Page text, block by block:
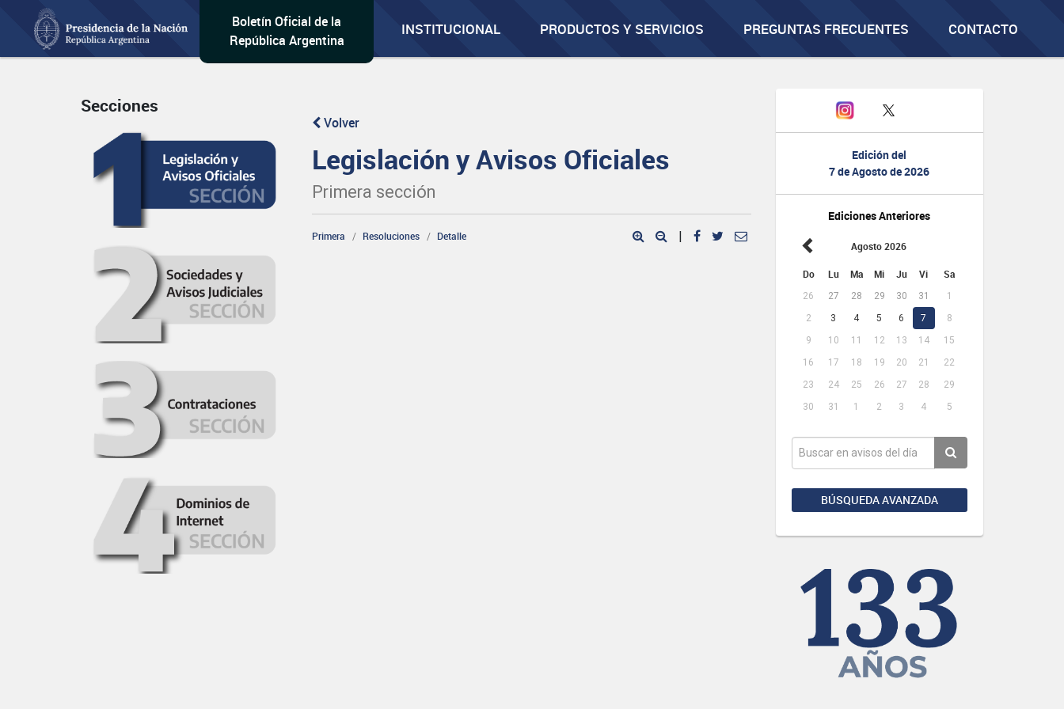
Boletín Oficial de la
República Argentina
INSTITUCIONAL PRODUCTOS Y SERVICIOS PREGUNTAS FRECUENTES CONTACTO
Edición del
7 de Agosto de 2026
Ediciones Anteriores
Agosto 2026
Do Lu Ma Mi Ju Vi Sa
26 27 28 29 30 31
1
2
3 4 5 6 7
8
9
10 11 12 13 14
15
16
17 18 19 20 21
22
23
24 25 26 27 28
29
30
31 1 2 3 4 5
BÚSQUEDA AVANZADA
Secciones
Volver
Legislación y Avisos Oficiales
Primera sección
Primera Resoluciones Detalle |